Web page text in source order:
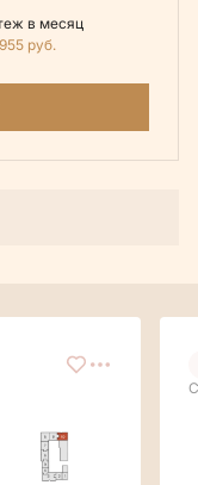
в месяц
руб.